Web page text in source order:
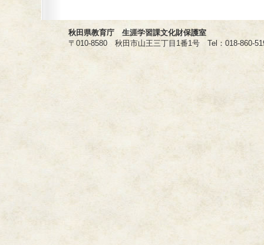
秋田県教育庁 生涯学習課文化財保護室
〒010-8580 秋田市山王三丁目1番1号 Tel：018-860-